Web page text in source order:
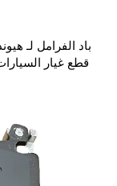
باد الفرامل لـ
قطع غيار